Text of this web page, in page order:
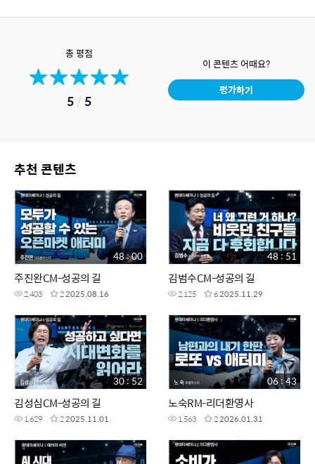
총 평점
5/ 5
이 콘텐츠 어때요?
평가하기
추천 콘텐츠
주진완CM-성공의 길
2,403 22025.08.16
48 : 00
김범수CM-성공의 길
2,125 62025.11.29
48 : 51
김성심CM-성공의 길
1,629 22025.11.01
30 : 52
노숙RM-리더환영사
1,563 22026.01.31
06 : 43